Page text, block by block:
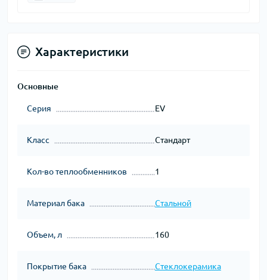
Характеристики
Основные
Серия EV
Класс Стандарт
Кол-во теплообменников 1
Материал бака Стальной
Объем, л 160
Покрытие бака Стеклокерамика